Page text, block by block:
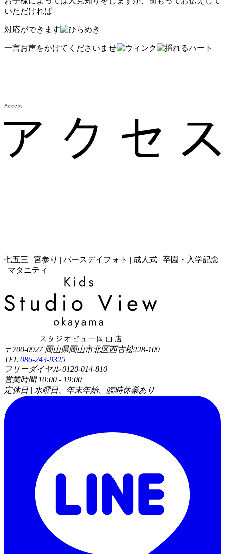
いただければ
対応ができます
一言お声をかけてくださいませ
七五三 | 宮参り | バースデイフォト | 成人式 | 卒園・入学記念
| マタニティ
〒700-0927 岡山県岡山市北区西古松228-109
TEL 086-243-9325
フリーダイヤル 0120-014-810
営業時間 10:00 - 19:00
定休日 | 水曜日、年末年始、臨時休業あり